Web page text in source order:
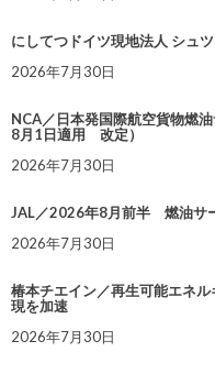
にしてつドイツ現地法人 シュ
2026年7月30日
NCA／日本発国際航空貨物燃
8月1日適用 改定）
2026年7月30日
JAL／2026年8月前半 燃油サ
2026年7月30日
椿本チエイン／再生可能エネ
現を加速
2026年7月30日